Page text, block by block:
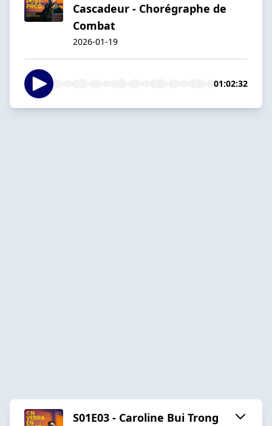
Cascadeur - Chorégraphe de
Combat
2026-01-19
01:02:32
S01E03 - Caroline Bui Trong